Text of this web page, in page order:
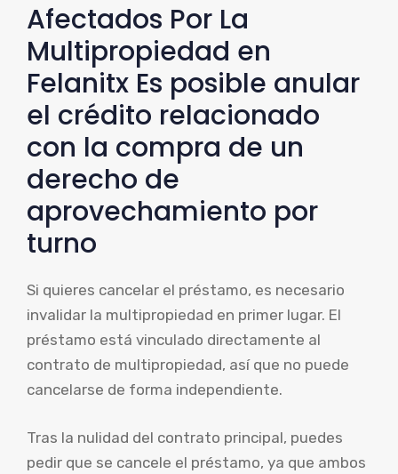
Afectados Por La
Multipropiedad en
Felanitx Es posible anular
el crédito relacionado
con la compra de un
derecho de
aprovechamiento por
turno
Si quieres cancelar el préstamo, es necesario
invalidar la multipropiedad en primer lugar. El
préstamo está vinculado directamente al
contrato de multipropiedad, así que no puede
cancelarse de forma independiente.
Tras la nulidad del contrato principal, puedes
pedir que se cancele el préstamo, ya que ambos